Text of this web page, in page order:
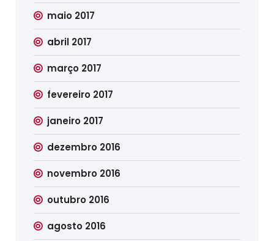
maio 2017
abril 2017
março 2017
fevereiro 2017
janeiro 2017
dezembro 2016
novembro 2016
outubro 2016
agosto 2016